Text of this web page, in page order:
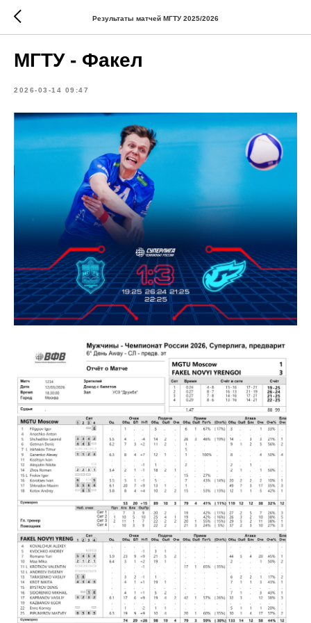
Результаты матчей МГТУ 2025/2026
МГТУ - Факел
2026-03-14 09:47